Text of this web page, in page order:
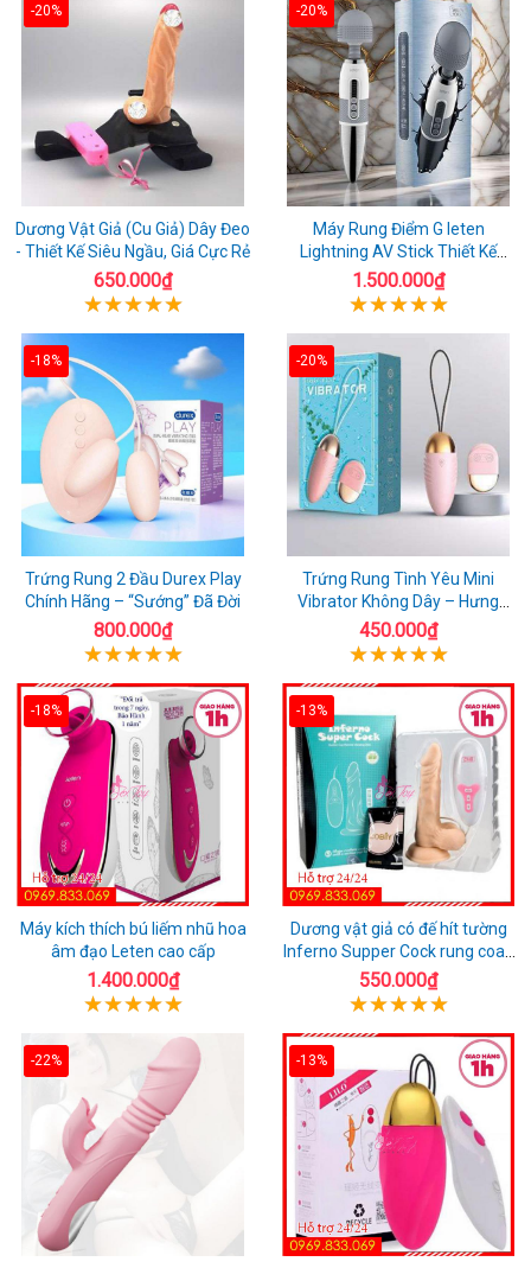
-20%
Dương Vật Giả (Cu Giả) Dây Đeo
- Thiết Kế Siêu Ngầu, Giá Cực Rẻ
650.000₫
-20%
Máy Rung Điểm G leten
Lightning AV Stick Thiết Kế
Thông Minh
1.500.000₫
-18%
Trứng Rung 2 Đầu Durex Play
Chính Hãng – “Sướng” Đã Đời
800.000₫
-20%
Trứng Rung Tình Yêu Mini
Vibrator Không Dây – Hưng
Phấn Mọi Nơi
450.000₫
-18%
Máy kích thích bú liếm nhũ hoa
âm đạo Leten cao cấp
1.400.000₫
-13%
Dương vật giả có đế hít tường
Inferno Supper Cock rung coay
7 chế độ
550.000₫
-22% -13%